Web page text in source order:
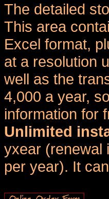
The detailed
This area
Excel format,
at a resolution
well as the
4,000 a year,
information for
Unlimited
yxear (renewal
per year). It